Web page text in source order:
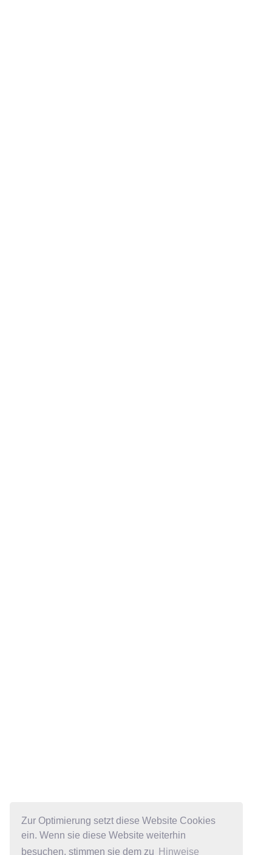
Zur Optimierung setzt diese Website Cookies
ein. Wenn sie diese Website weiterhin
besuchen, stimmen sie dem zu
Hinweise